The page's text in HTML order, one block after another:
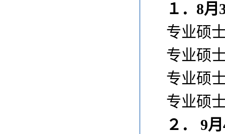
１．8
专业硕
专业硕
专业硕
专业硕
２． 9